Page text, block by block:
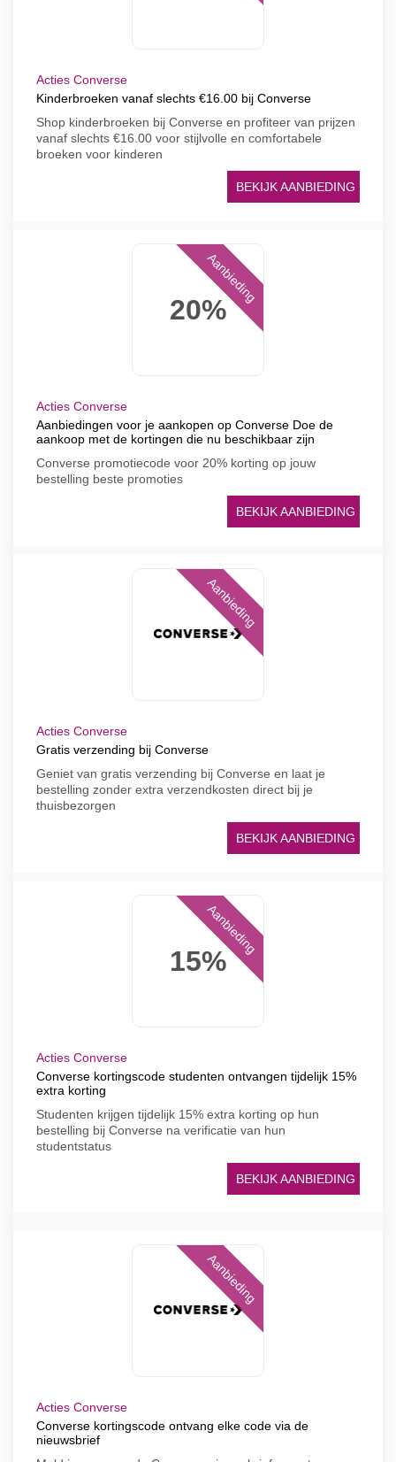
Acties Converse
Kinderbroeken vanaf slechts €16.00 bij Converse
Shop kinderbroeken bij Converse en profiteer van prijzen
vanaf slechts €16.00 voor stijlvolle en comfortabele
broeken voor kinderen
BEKIJK AANBIEDING
20%
Aanbieding
Acties Converse
Aanbiedingen voor je aankopen op Converse Doe de
aankoop met de kortingen die nu beschikbaar zijn
Converse promotiecode voor 20% korting op jouw
bestelling beste promoties
BEKIJK AANBIEDING
Aanbieding
Acties Converse
Gratis verzending bij Converse
Geniet van gratis verzending bij Converse en laat je
bestelling zonder extra verzendkosten direct bij je
thuisbezorgen
BEKIJK AANBIEDING
15%
Aanbieding
Acties Converse
Converse kortingscode studenten ontvangen tijdelijk 15%
extra korting
Studenten krijgen tijdelijk 15% extra korting op hun
bestelling bij Converse na verificatie van hun
studentstatus
BEKIJK AANBIEDING
Aanbieding
Acties Converse
Converse kortingscode ontvang elke code via de
nieuwsbrief